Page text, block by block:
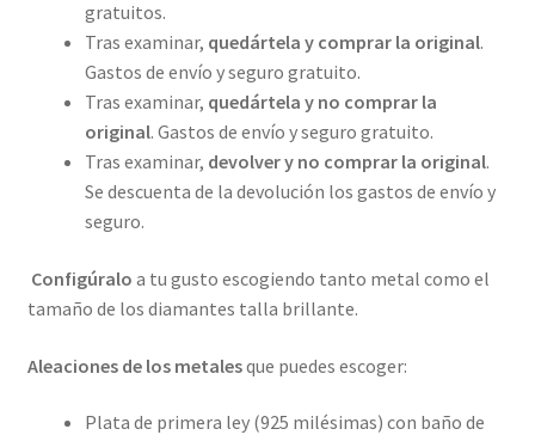
gratuitos.
Tras examinar, quedártela y comprar la original.
Gastos de envío y seguro gratuito.
Tras examinar, quedártela y no comprar la
original. Gastos de envío y seguro gratuito.
Tras examinar, devolver y no comprar la original.
Se descuenta de la devolución los gastos de envío y
seguro.
Configúralo a tu gusto escogiendo tanto metal como el
tamaño de los diamantes talla brillante.
Aleaciones de los metalesque puedes escoger:
Plata de primera ley (925 milésimas) con baño de